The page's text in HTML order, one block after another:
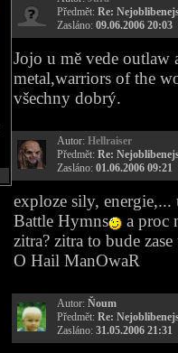
Předmět: Re:
Zasláno: 09.06.2006 20:03
Jojo u mě vede outlaw
metal,warriors of the
všechny dobrý.
Autor: Hellraiser
Předmět: Re:
Zasláno: 01.06.2006 09:21
exploze sily,
Battle Hymns
a proc
zitra? zitra to bude
O Hail ManOwaR
Autor: Ňoum
Předmět: Re:
Zasláno: 31.05.2006 21:31